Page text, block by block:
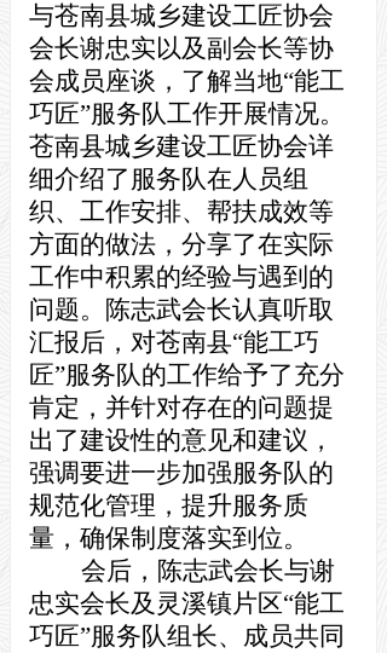
与苍南县城乡建设工匠协会
会长谢忠实以及副会长等协
会成员座谈 ， 了解当地“能工
巧匠”服务队工作开展情况。
苍南县城乡建设工匠协会详
细介绍了服务队在人员组
织、工作安排、帮扶成效等
方面的做法 ，分享了在实际
工作中积累的经验与遇到的
问题。陈志武会长认真听取
汇报后，对苍南县“能工巧
匠”服务队的工作给予了充分
肯定，并针对存在的问题提
出了建设性的意见和建议，
强调要进一步加强服务队的
规范化管理，提升服务质
量，确保制度落实到位。
会后，陈志武会长与谢
忠实会长及灵溪镇片区“能工
巧匠”服务队组长、成员共同